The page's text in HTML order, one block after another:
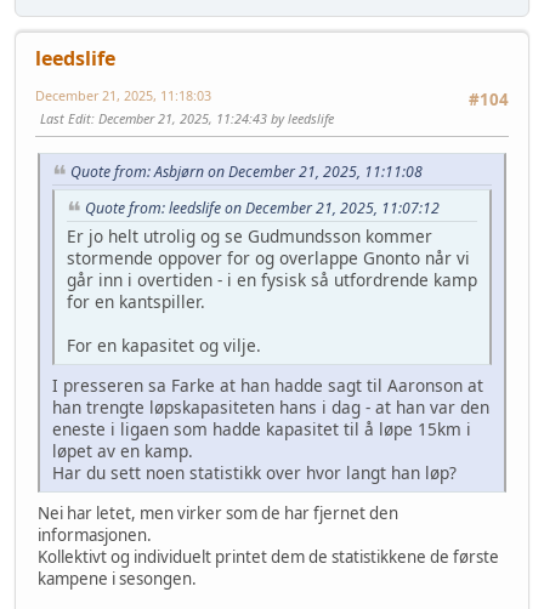
leedslife
#104
December 21, 2025, 11:18:03
Last Edit: December 21, 2025, 11:24:43 by leedslife
Quote from: Asbjørn on December 21, 2025, 11:11:08
Quote from: leedslife on December 21, 2025, 11:07:12
Er jo helt utrolig og se Gudmundsson kommer
stormende oppover for og overlappe Gnonto når vi
går inn i overtiden - i en fysisk så utfordrende kamp
for en kantspiller.
For en kapasitet og vilje.
I presseren sa Farke at han hadde sagt til Aaronson at
han trengte løpskapasiteten hans i dag - at han var den
eneste i ligaen som hadde kapasitet til å løpe 15km i
løpet av en kamp.
Har du sett noen statistikk over hvor langt han løp?
Nei har letet, men virker som de har fjernet den
informasjonen.
Kollektivt og individuelt printet dem de statistikkene de første
kampene i sesongen.